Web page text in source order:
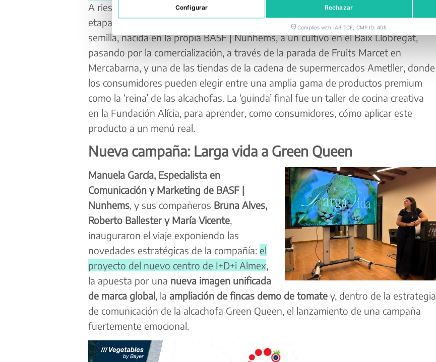
A riesgo de sonar repetitivo, los asistentes pudieron transitar por todas las
etapas que van ‘del campo a la mesa’ de la mano de especialistas: del origen de la
semilla, nacida en la propia BASF | Nunhems, a un cultivo en el Baix Llobregat,
pasando por la comercialización, a través de la parada de Fruits Marcet en
Mercabarna, y una de las tiendas de la cadena de supermercados Ametller, donde
los consumidores pueden elegir entre una amplia gama de productos premium
como la ‘reina’ de las alcachofas. La ‘guinda’ final fue un taller de cocina creativa
en la Fundación Alícia, para aprender, como consumidores, cómo aplicar este
producto a un menú real.
Nueva campaña: Larga vida a Green Queen
Manuela García, Especialista en
Comunicación y Marketing de BASF |
Nunhems, y sus compañeros Bruna Alves,
Roberto Ballester y María Vicente,
inauguraron el viaje exponiendo las
novedades estratégicas de la compañía: el
proyecto del nuevo centro de I+D+i Almex,
la apuesta por una nueva imagen unificada
de marca global, la ampliación de fincas demo de tomatey, dentro de la estrategia
de comunicación de la alcachofa Green Queen, el lanzamiento de una campaña
fuertemente emocional.
Configurar Rechazar
Complies with IAB TCF, CMP ID: 405